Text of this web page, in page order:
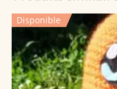
Disponible